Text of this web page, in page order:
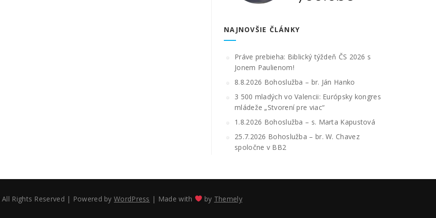
NAJNOVŠIE ČLÁNKY
Práve prebieha: Biblický týždeň ČS 2026 s
Jonem Paulienom!
8.8.2026 Bohoslužba – br. Ján Hanko
3 500 mladých vo Valencii: Európsky kongres
mládeže „Stvorení pre viac“
1.8.2026 Bohoslužba – s. Marta Kapustová
25.7.2026 Bohoslužba – br. W. Chavez
spoločne v BB2
Rights Reserved | Powered byWordPress | Made with by Themely